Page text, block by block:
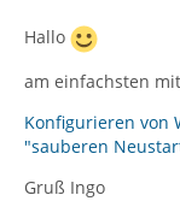
Hallo
am einfachsten
Konfigurieren von
"sauberen
Gruß Ingo